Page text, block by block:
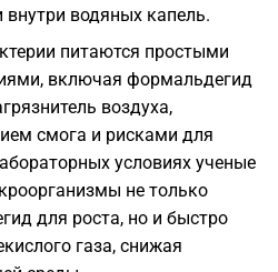
водяных капель.
питаются простыми
включая формальдегид
воздуха,
смога и рисками для
условиях ученые
не только
для роста, но и быстро
газа, снижая